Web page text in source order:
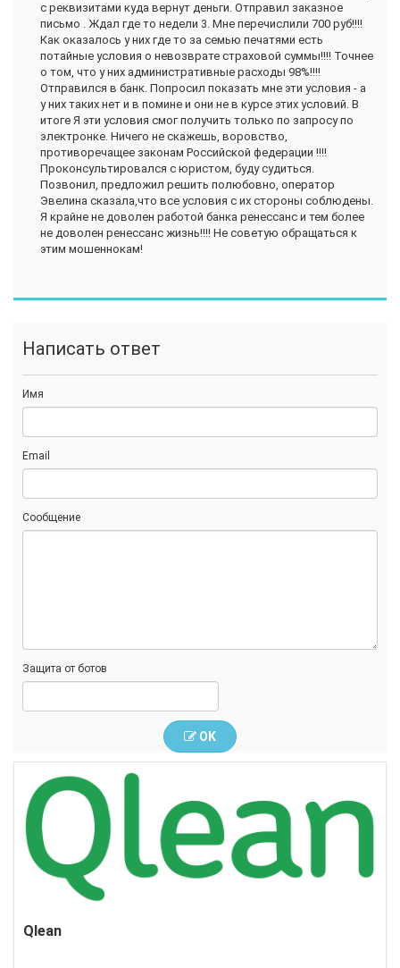
с реквизитами куда вернут деньги. Отправил заказное
письмо . Ждал где то недели 3. Мне перечислили 700 руб!!!!
Как оказалось у них где то за семью печатями есть
потайные условия о невозврате страховой суммы!!!! Точнее
о том, что у них административные расходы 98%!!!!
Отправился в банк. Попросил показать мне эти условия - а
у них таких нет и в помине и они не в курсе этих условий. В
итоге Я эти условия смог получить только по запросу по
электронке. Ничего не скажешь, воровство,
противоречащее законам Российской федерации !!!!
Проконсультировался с юристом, буду судиться.
Позвонил, предложил решить полюбовно, оператор
Эвелина сказала,что все условия с их стороны соблюдены.
Я крайне не доволен работой банка ренессанс и тем более
не доволен ренессанс жизнь!!!! Не советую обращаться к
этим мошеннокам!
Написать ответ
Имя
Email
Сообщение
Защита от ботов
OK
Qlean